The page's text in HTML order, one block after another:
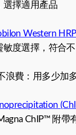
選擇適用產品
Western
敏度選擇，符合
浪費：用多少加
ChIP™ 附帶